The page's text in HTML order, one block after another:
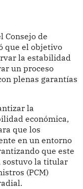
Consejo de
que el objetivo
la estabilidad
un proceso
plenas garantías
la
económica,
que los
en un entorno
que este
sostuvo la titular
(PCM)